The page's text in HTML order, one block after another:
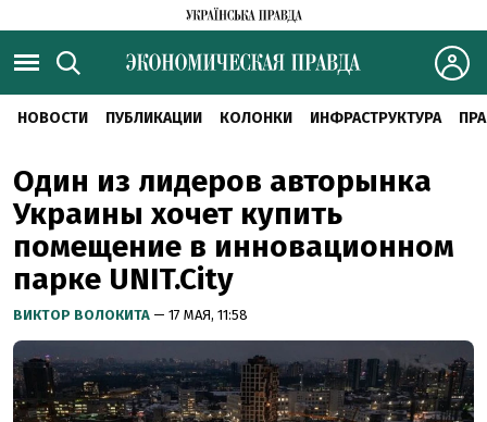
НОВОСТИ ПУБЛИКАЦИИ КОЛОНКИ ИНФРАСТРУКТУРА
Один из лидеров авторынка
Украины хочет купить
помещение в инновационном
парке UNIT.City
ВИКТОР ВОЛОКИТА — 17 МАЯ, 11:58